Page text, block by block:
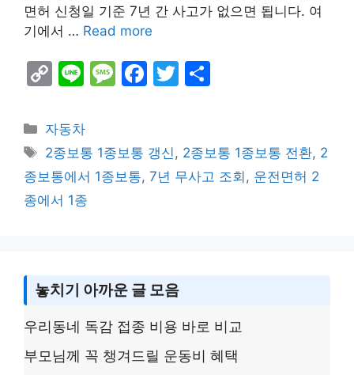
면허 신청일 기준 7년 간 사고가 없으면 됩니다. 여
기에서 … Read more
C
p
y
Li
n
Li
e
M
s
a
F
e
b
T
er e
Categories
자동차
Tags
2종보통 1종보통 갱신, 2종보통 1종보통 전환, 2
종보통에서 1종보통, 7년 무사고 조회 , 운전면허 2
종에서 1종
놓치기 아까운 글 모음
우리동네 독감 접종 비용 바로 비교
부모님께 꼭 챙겨드릴 운동비 혜택